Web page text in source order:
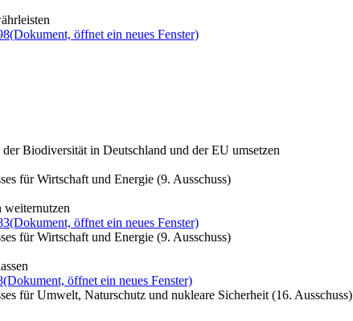
(Dokument, öffnet ein neues Fenster)
Biodiversität in Deutschland und der EU umsetzen
für Wirtschaft und Energie (9. Ausschuss)
weiternutzen
(Dokument, öffnet ein neues Fenster)
für Wirtschaft und Energie (9. Ausschuss)
(Dokument, öffnet ein neues Fenster)
für Umwelt, Naturschutz und nukleare Sicherheit (16. Ausschuss)